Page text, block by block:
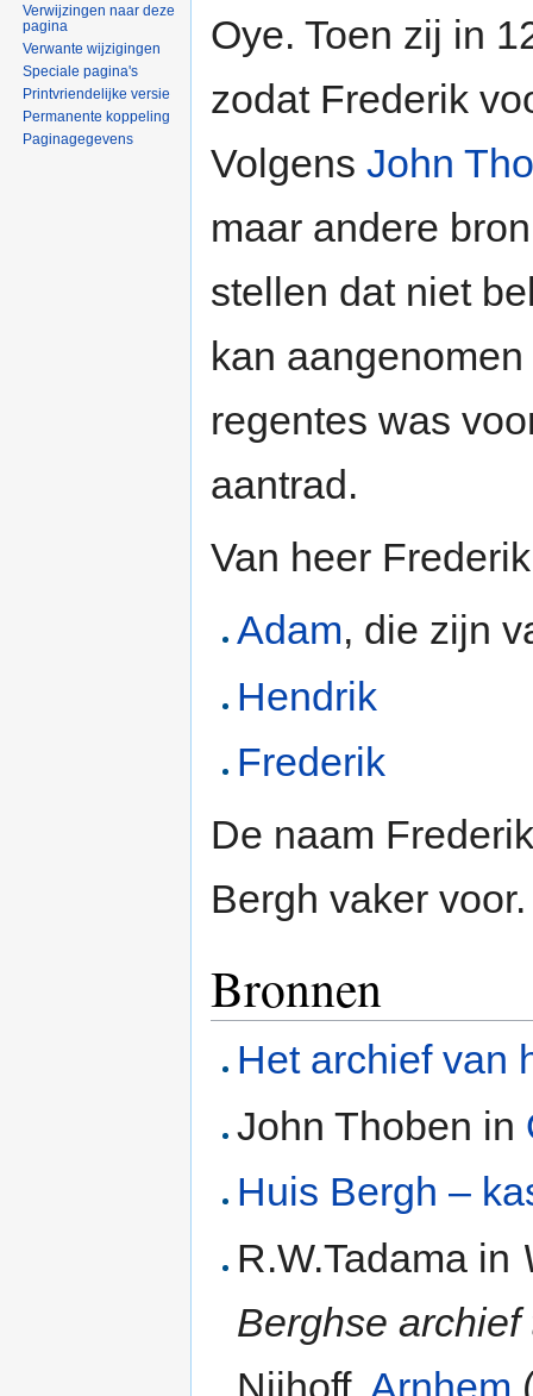
Oye. Toen zij in
zodat Frederik
Volgens John
maar andere
stellen dat niet
kan
regentes was
aantrad.
Van heer
Adam, die zijn
Hendrik
Frederik
De naam
Bergh vaker
Bronnen
Het archief van
John Thoben in
Huis Bergh –
R.W.Tadama in
Berghse
Nijhoff, Arnhem
Verwijzingen naar deze
pagina
Verwante wijzigingen
Speciale pagina's
Printvriendelijke versie
Permanente koppeling
Paginagegevens